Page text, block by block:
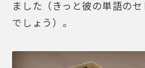
ました（きっと彼の単語の
でしょう）。